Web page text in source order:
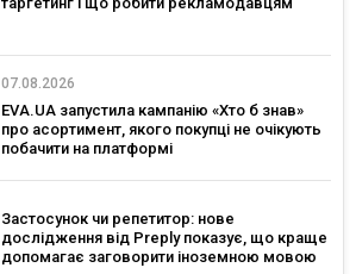
07.08.2026
EVA.UA запустила кампанію «Хто б знав»
про асортимент, якого покупці не очікують
побачити на платформі
Застосунок чи репетитор: нове
дослідження від Preply показує, що краще
допомагає заговорити іноземною мовою